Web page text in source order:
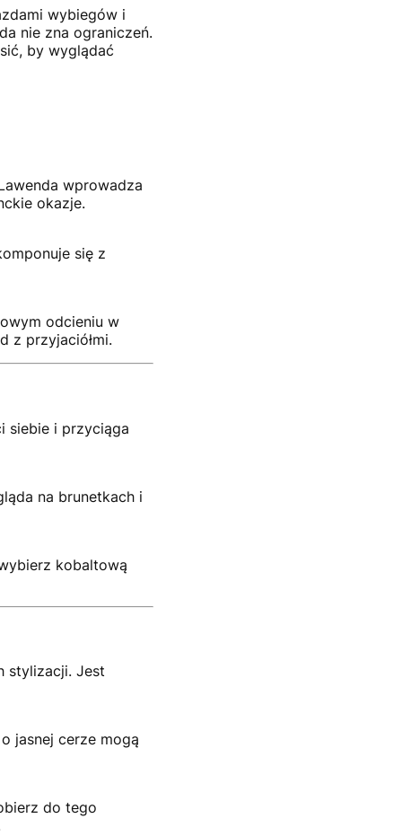
wybiegów i
nie zna ograniczeń.
by wyglądać
wprowadza
okazje.
się z
odcieniu w
z przyjaciółmi.
siebie i przyciąga
na brunetkach i
kobaltową
stylizacji. Jest
jasnej cerze mogą
do tego